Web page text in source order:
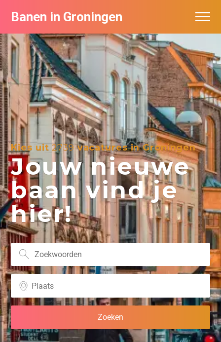
Banen in Groningen
Kies uit2739vacatures in Groningen
Jouw nieuwe
baan vind je
hier!
Vacatures per bedrijf
De populairste vacatures in Groningen
Nieuwsbrief feed